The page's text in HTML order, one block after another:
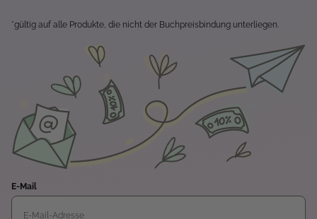
*gültig auf alle Produkte, die nicht der Buchpreisbindung unterliegen.
E-Mail